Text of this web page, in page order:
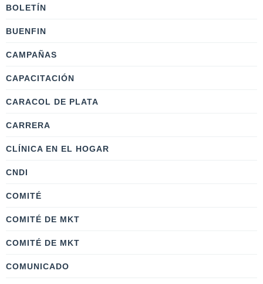
BOLETÍN
BUENFIN
CAMPAÑAS
CAPACITACIÓN
CARACOL DE PLATA
CARRERA
CLÍNICA EN EL HOGAR
CNDI
COMITÉ
COMITÉ DE MKT
COMITÉ DE MKT
COMUNICADO